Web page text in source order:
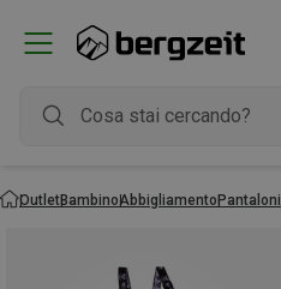
OutletBambinoAbbigliamentoPantaloni